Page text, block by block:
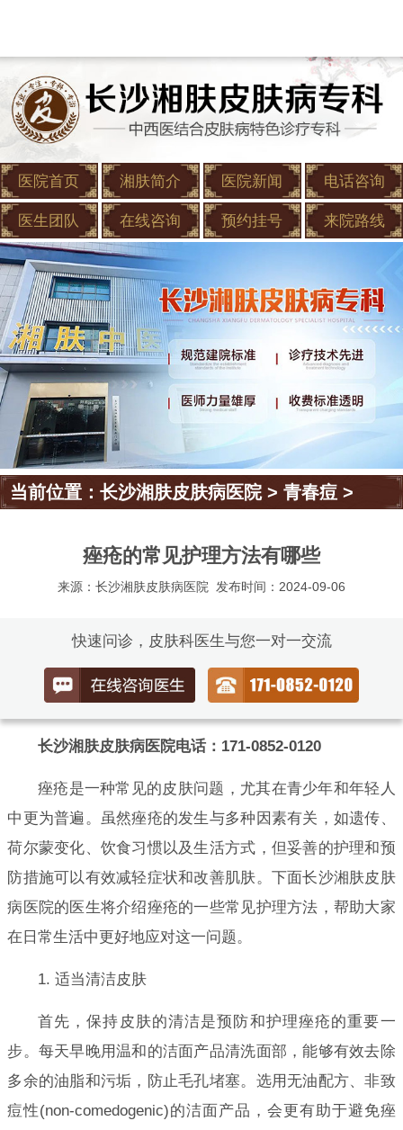
医院首页 湘肤简介 医院新闻 电话咨询
医生团队 在线咨询 预约挂号 来院路线
当前位置：长沙湘肤皮肤病医院>青春痘 >
痤疮的常见护理方法有哪些
来源：长沙湘肤皮肤病医院 发布时间：2024-09-06
快速问诊，皮肤科医生与您一对一交流
长沙湘肤皮肤病医院电话：171-0852-0120
痤疮是一种常见的皮肤问题，尤其在青少年和年轻人
中更为普遍。虽然痤疮的发生与多种因素有关，如遗传、
荷尔蒙变化、饮食习惯以及生活方式，但妥善的护理和预
防措施可以有效减轻症状和改善肌肤。下面长沙湘肤皮肤
病医院的医生将介绍痤疮的一些常见护理方法，帮助大家
在日常生活中更好地应对这一问题。
1. 适当清洁皮肤
首先，保持皮肤的清洁是预防和护理痤疮的重要一
步。每天早晚用温和的洁面产品清洗面部，能够有效去除
多余的油脂和污垢，防止毛孔堵塞。选用无油配方、非致
痘性(non-comedogenic)的洁面产品，会更有助于避免痤